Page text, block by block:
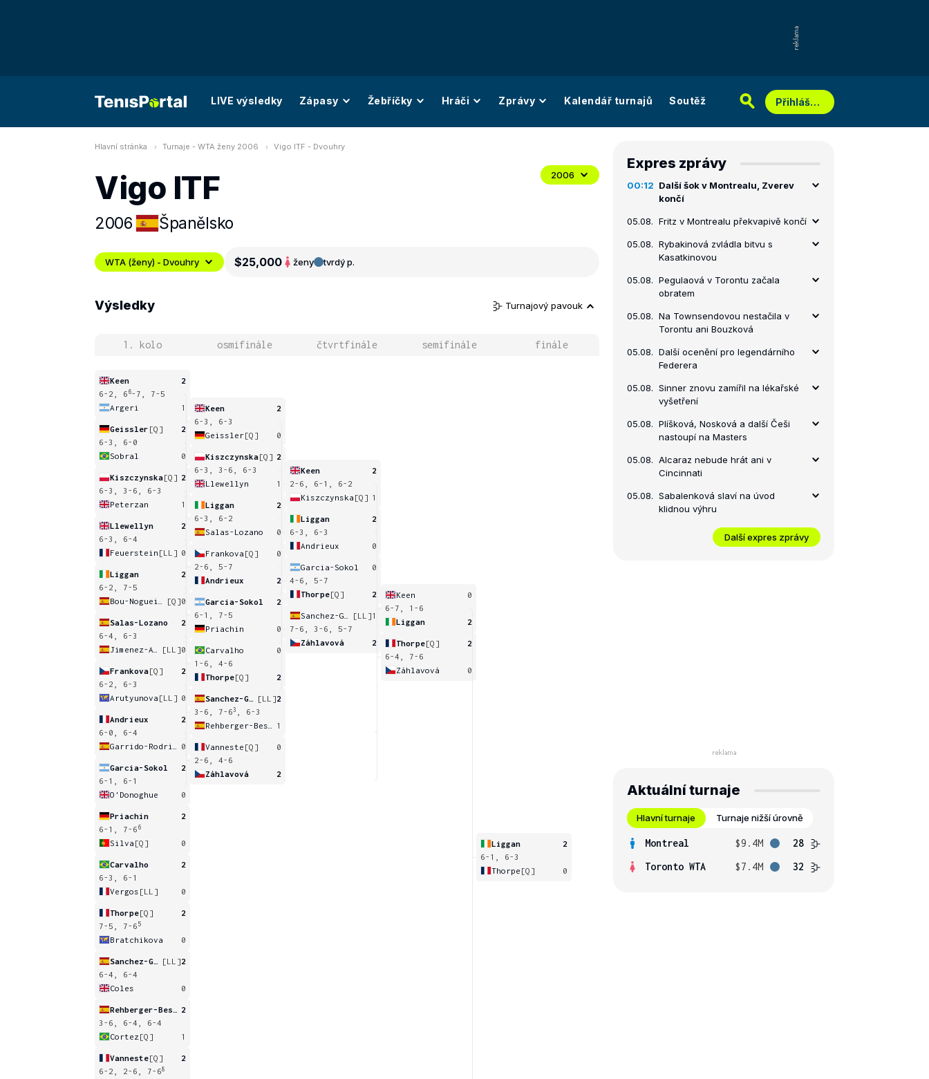
LIVE výsledky Zápasy Žebříčky Hráči Zprávy Kalendář turnajů Soutěž Přihlášení
Hlavní stránka Turnaje - WTA ženy 2006 Vigo ITF - Dvouhry
Vigo ITF
2006 Španělsko
2006
WTA (ženy) - Dvouhry $25,000 ženy tvrdý p.
Výsledky Turnajový pavouk
1. kolo osmifinále čtvrtfinále semifinále finále
Keen
2
6-2, 6 6-7, 7-5
Argeri
1
Geissler [Q]
2
6-3, 6-0
Sobral
0
Kiszczynska[Q] 2
6-3, 3-6, 6-3
Peterzan
1
Llewellyn
2
6-3, 6-4
Feuerstein [LL] 0
Liggan
2
6-2, 7-5
[Q]0
Salas-Lozano
2
6-4, 6-3
[LL]0
Frankova[Q]
2
6-2, 6-3
Arutyunova [LL] 0
Andrieux
2
6-0, 6-4
0
Garcia-Sokol
2
6-1, 6-1
O'Donoghue
0
Priachin
2
6-1, 7-6 6
Silva [Q] 0
Carvalho
2
6-3, 6-1
Vergos [LL] 0
Thorpe[Q]
2
7-5, 7-6 5
Bratchikova 0
[LL]2
6-4, 6-4
Coles
0
2
3-6, 6-4, 6-4
Cortez [Q] 1
Vanneste[Q]
2
6-2, 2-6, 7-68
Keen
2
6-3, 6-3
Geissler[Q] 0
Kiszczynska[Q] 2
6-3, 3-6, 6-3
Llewellyn
1
Liggan
2
6-3, 6-2
Salas-Lozano
0
Frankova [Q]
0
2-6, 5-7
Andrieux
2
Garcia-Sokol
2
6-1, 7-5
Priachin
0
Carvalho
0
1-6, 4-6
Thorpe[Q] 2
[LL]2
3-6, 7-63
, 6-3
1
Vanneste [Q]
0
2-6, 4-6
Záhlavová
2
Keen
2
2-6, 6-1, 6-2
Kiszczynska [Q] 1
Liggan
2
6-3, 6-3
Andrieux
0
Garcia-Sokol
0
4-6, 5-7
Thorpe[Q] 2
[LL]1
7-6, 3-6, 5-7
Záhlavová
2
Keen
0
6-7, 1-6
Liggan
2
Thorpe[Q]
2
6-4, 7-6
Záhlavová
0
Liggan
2
6-1, 6-3
Thorpe [Q] 0
Expres zprávy
00:12 Další šok v Montrealu, Zverev
končí
05.08. Fritz v Montrealu překvapivě končí
05.08. Rybakinová zvládla bitvu s
Kasatkinovou
05.08. Pegulaová v Torontu začala
obratem
05.08. Na Townsendovou nestačila v
Torontu ani Bouzková
05.08. Další ocenění pro legendárního
Federera
05.08. Sinner znovu zamířil na lékařské
vyšetření
05.08. Plíšková, Nosková a další Češi
nastoupí na Masters
05.08. Alcaraz nebude hrát ani v
Cincinnati
05.08. Sabalenková slaví na úvod
klidnou výhru
Další expres zprávy
Aktuální turnaje
Hlavní turnaje Turnaje nižší úrovně
Montreal $9.4M
28
Toronto WTA
$7.4M 32